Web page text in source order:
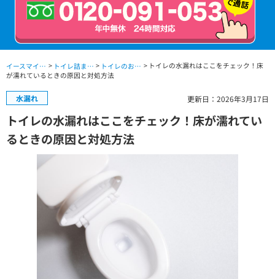
イースマイル公式サイト TOP > トイレ詰まり・水漏れ・交換修理 TOP > トイレのお役立ちコラム > トイレの水漏れはここをチェック！床
が濡れているときの原因と対処方法
水漏れ 更新日：2026年3月17日
トイレの水漏れはここをチェック！床が濡れてい
るときの原因と対処方法